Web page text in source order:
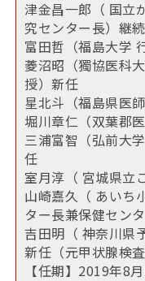
津金昌一郎（ 国立
究センター長）継続
富田哲（福島大学
菱沼昭（獨協医科
授）新任
星北斗（福島県医
堀川章仁（双葉郡
三浦富智（弘前大
任
室月淳（ 宮城県
山崎嘉久（ あいち
ター長兼保健セン
吉田明（ 神奈川県
新任（元甲状腺検
【任期】2019年8